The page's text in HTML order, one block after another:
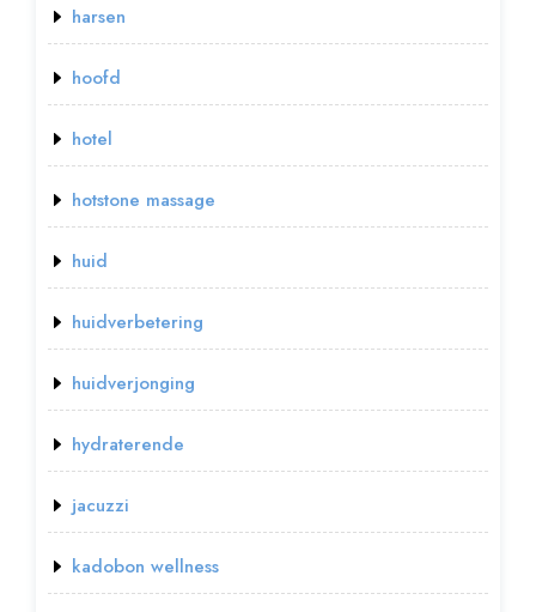
harsen
hoofd
hotel
hotstone massage
huid
huidverbetering
huidverjonging
hydraterende
jacuzzi
kadobon wellness